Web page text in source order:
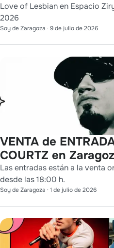
Love of Lesbian en Espacio
2026
Soy de Zaragoza · 9 de julio de 2026
VENTA de
COURTZ en
Las entradas están a la venta
desde las 18:00 h.
Soy de Zaragoza · 1 de julio de 2026